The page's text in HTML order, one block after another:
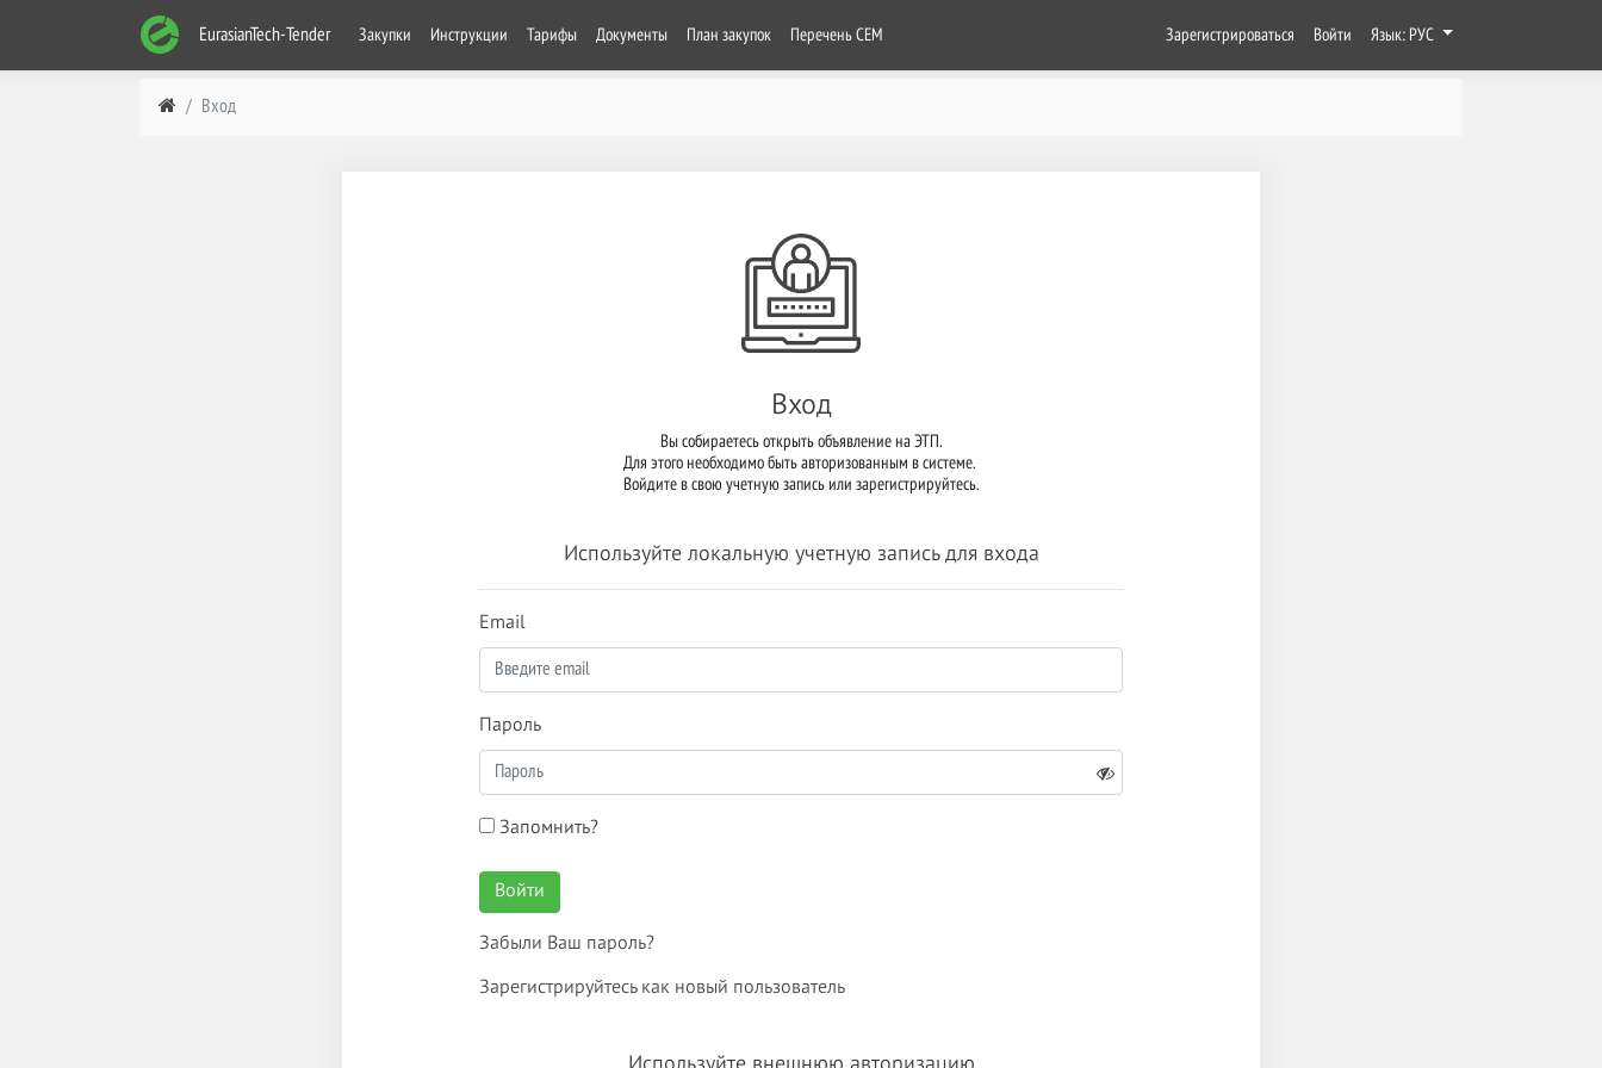
EurasianTech-Tender Зарегистрироваться Войти Язык: РУС
Закупки Инструкции Тарифы Документы План закупок Перечень СЕМ
Вход
Вход
Вы собираетесь открыть объявление на ЭТП.
Для этого необходимо быть авторизованным в системе.
Войдите в свою учетную запись или зарегистрируйтесь.
Используйте локальную учетную запись для входа
Email
Пароль
Запомнить?
Войти
Забыли Ваш пароль?
Зарегистрируйтесь как новый пользователь